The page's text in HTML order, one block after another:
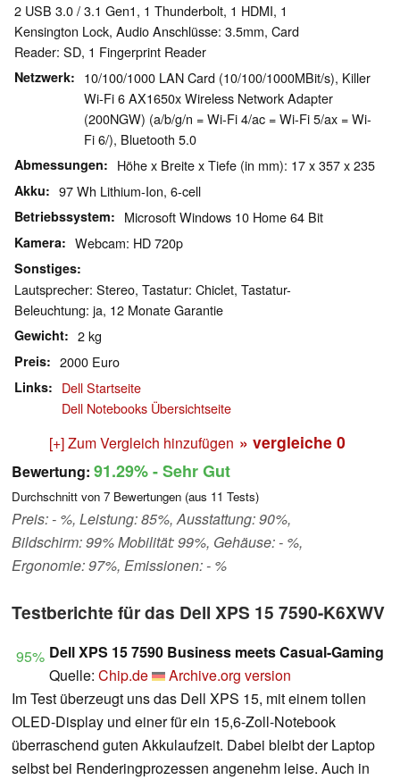
2 USB 3.0 / 3.1 Gen1, 1 Thunderbolt, 1 HDMI, 1
Kensington Lock, Audio Anschlüsse: 3.5mm, Card
Reader: SD, 1 Fingerprint Reader
Netzwerk
10/100/1000 LAN Card (10/100/1000MBit/s), Killer
Wi-Fi 6 AX1650x Wireless Network Adapter
(200NGW) (a/b/g/n = Wi-Fi 4/ac = Wi-Fi 5/ax = Wi-
Fi 6/), Bluetooth 5.0
Abmessungen Höhe x Breite x Tiefe (in mm): 17 x 357 x 235
Akku 97 Wh Lithium-Ion, 6-cell
Betriebssystem Microsoft Windows 10 Home 64 Bit
Kamera Webcam: HD 720p
Sonstiges
Lautsprecher: Stereo, Tastatur: Chiclet, Tastatur-
Beleuchtung: ja, 12 Monate Garantie
Gewicht 2 kg
Preis 2000 Euro
Links
Dell Startseite
Dell Notebooks Übersichtseite
[+] Zum Vergleich hinzufügen » vergleiche 0
Bewertung: 91.29%- Sehr Gut
Durchschnitt von 7 Bewertungen (aus 11 Tests)
Preis: - %, Leistung: 85%, Ausstattung: 90%,
Bildschirm: 99% Mobilität: 99%, Gehäuse: - %,
Ergonomie: 97%, Emissionen: - %
Testberichte für das Dell XPS 15 7590-K6XWV
95% Dell XPS 15 7590 Business meets Casual-Gaming
Quelle: Chip.de
Archive.org version
Im Test überzeugt uns das Dell XPS 15, mit einem tollen
OLED-Display und einer für ein 15,6-Zoll-Notebook
überraschend guten Akkulaufzeit. Dabei bleibt der Laptop
selbst bei Renderingprozessen angenehm leise. Auch in